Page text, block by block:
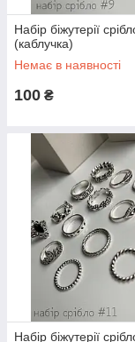
Набір біжутерії
(каблучка)
Немає в наявності
100 ₴
Набір біжутерії